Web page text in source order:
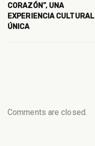
CORAZÓN”, UNA
EXPERIENCIA CULTURAL
ÚNICA
Comments are closed.